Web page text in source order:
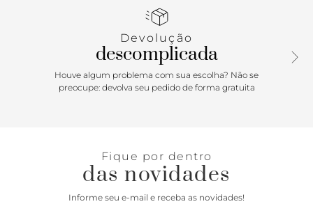
Devolução
descomplicada
Houve algum problema com sua escolha? Não se
preocupe: devolva seu pedido de forma gratuita
Fique por dentro
das novidades
Informe seu e-mail e receba as novidades!